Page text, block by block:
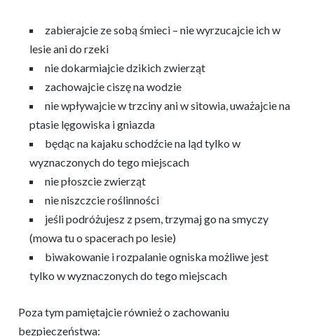
zabierajcie ze sobą śmieci – nie wyrzucajcie ich w
lesie ani do rzeki
nie dokarmiajcie dzikich zwierząt
zachowajcie ciszę na wodzie
nie wpływajcie w trzciny ani w sitowia, uważajcie na
ptasie lęgowiska i gniazda
będąc na kajaku schodźcie na ląd tylko w
wyznaczonych do tego miejscach
nie płoszcie zwierząt
nie niszczcie roślinności
jeśli podróżujesz z psem, trzymaj go na smyczy
(mowa tu o spacerach po lesie)
biwakowanie i rozpalanie ogniska możliwe jest
tylko w wyznaczonych do tego miejscach
Poza tym pamiętajcie również o zachowaniu
bezpieczeństwa: